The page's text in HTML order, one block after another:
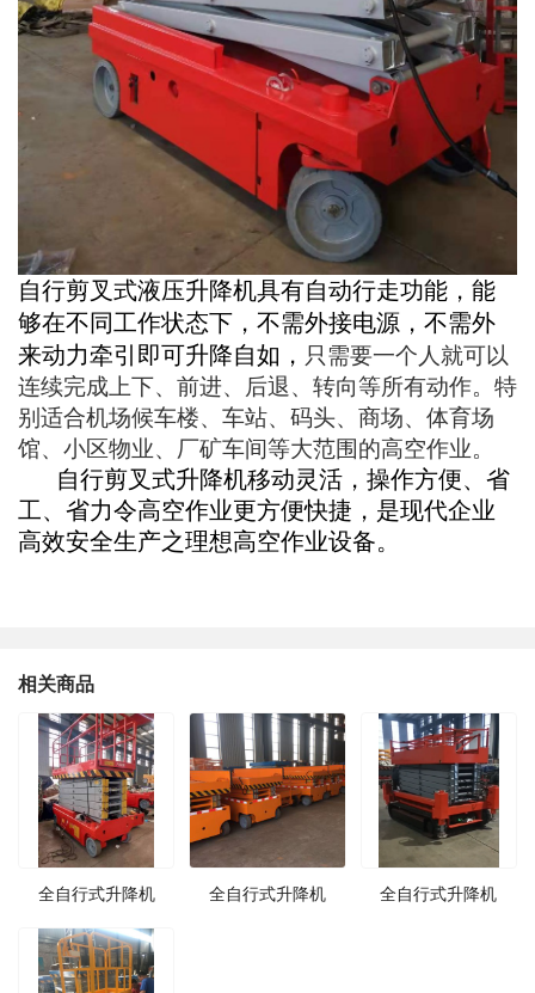
自行剪叉式液压升降机具有自动行走功能，能
够在不同工作状态下，不需外接电源，不需外
来动力牵引即可升降自如， 只需要一个人就可以
连续完成上下、前进、后退、转向等所有动作。特
别适合机场候车楼、车站、码头、商场、体育场
馆、小区物业、厂矿车间等大范围的高空作业。
自行剪叉式升降机移动灵活，操作方便、省
工、省力令高空作业更方便快捷，是现代企业
高效安全生产之理想高空作业设备。
相关商品
全自行式升降机 全自行式升降机 全自行式升降机